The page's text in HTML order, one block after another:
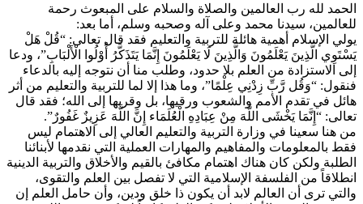
لله رب العالمين والصلاة والسلام على المبعوث رحمة
سيدنا محمد وعلى آله وصحبه وسلم، أما بعد:
الإسلام أهمية هائلة للتربية والتعليم فقد قال تعالى: “قُلْ هَلْ
الَّذِينَ يَعْلَمُونَ وَالَّذِينَ لَا يَعْلَمُونَ إِنَّمَا يَتَذَكَّرُ أُوْلُوا الْأَلْبَابِ”، ودعا
الاستزادة من العلم بلا حدود، وطلب منا أن نتوجه إليه بالدعاء
“وَقُل رَّبِّ زِدْنِي عِلْمًا”، وما هذا إلا لما للتربية والتعليم من أثر
في تقدم الأمم والشعوب ورقيها، بل وقربها إلى الله؛ فقد قال
“إِنَّمَا يَخْشَى اللَّهَ مِنْ عِبَادِهِ الْعُلَمَاء إِنَّ اللَّهَ عَزِيزٌ غَفُورٌ”.
هنا سعينا في وزارة التربية والتعليم العالي إلى الاهتمام ليس
بالمعلومات والمفاهيم والمهارات العملية التي نقدمها لأبنائنا
ولكن كان هناك اهتمام مكافئ بالقيم والأخلاق والتربية الدينية
من الفلسفة الإسلامية التي لا تفصل بين العلم والتقوى،
ترى أن العالم لابد أن يكون ذا خلق ودين، وأن حامل العلم إن